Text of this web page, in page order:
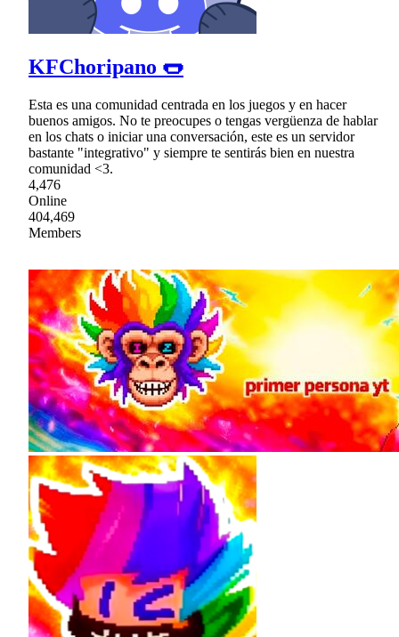
KFChoripano 🌭
Esta es una comunidad centrada en los juegos y en hacer
buenos amigos. No te preocupes o tengas vergüenza de hablar
en los chats o iniciar una conversación, este es un servidor
bastante "integrativo" y siempre te sentirás bien en nuestra
comunidad <3.
4,476
Online
404,469
Members